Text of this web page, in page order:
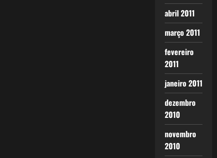
abril 2011
março 2011
fevereiro
2011
janeiro 2011
dezembro
2010
novembro
2010